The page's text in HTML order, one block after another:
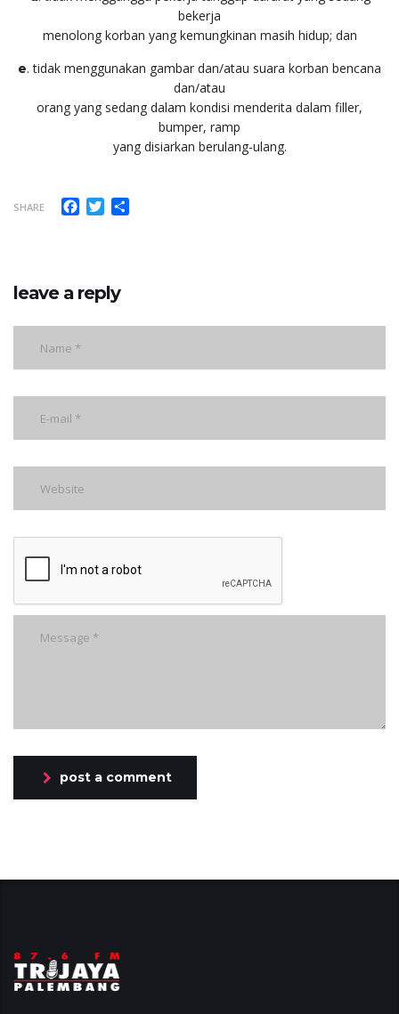
bekerja
menolong korban yang kemungkinan masih hidup; dan
e. tidak menggunakan gambar dan/atau suara korban bencana
dan/atau
orang yang sedang dalam kondisi menderita dalam filler,
bumper, ramp
yang disiarkan berulang-ulang.
SHARE Facebook
Twitter
leave a reply
post a comment